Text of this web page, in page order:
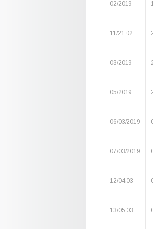
02/2019
11/21.02
03/2019
05/2019
06/03/2019
07/03/2019
12/04.03
13/05.03